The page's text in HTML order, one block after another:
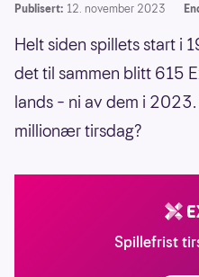
Publisert: 12. november 2023
Helt siden spillets start i
det til sammen blitt 615
lands – ni av dem i
millionær tirsdag?
Spillefrist